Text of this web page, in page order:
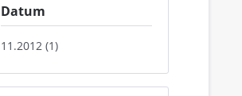
Datum
11.2012 (1)